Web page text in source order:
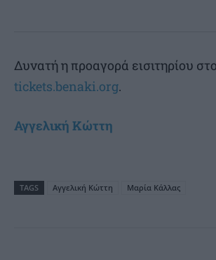
Δυνατή η προαγορά εισιτηρίου στο
tickets.benaki.org.
Αγγελική Κώττη
TAGS Αγγελική Κώττη Μαρία Κάλλας